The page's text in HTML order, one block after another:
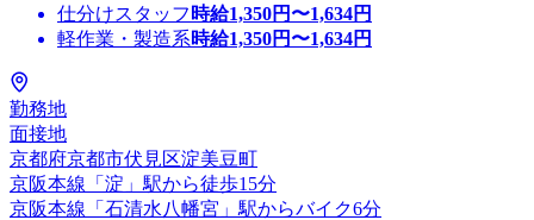
仕分けスタッフ 時給1,350円〜1,634円
軽作業・製造系時給1,350円〜1,634円
勤務地
面接地
京都府京都市伏見区淀美豆町
京阪本線「淀」駅から徒歩15分
京阪本線「石清水八幡宮」駅からバイク6分